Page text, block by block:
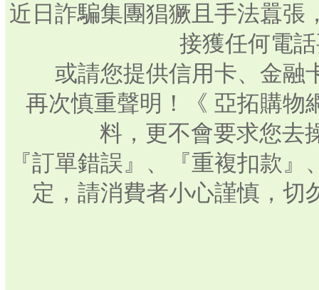
近日詐騙集團猖獗且手法囂張
接獲任何電
或請您提供信用卡、金融
再次慎重聲明！《 亞拓購物
料，更不會要求您去
『訂單錯誤』、『重複扣款
定，請消費者小心謹慎，切